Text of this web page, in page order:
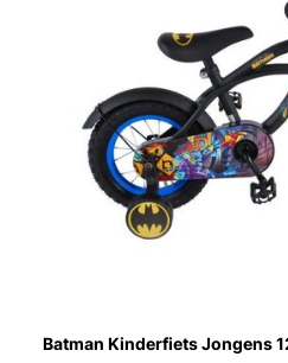
Batman Kinderfiets Jongens